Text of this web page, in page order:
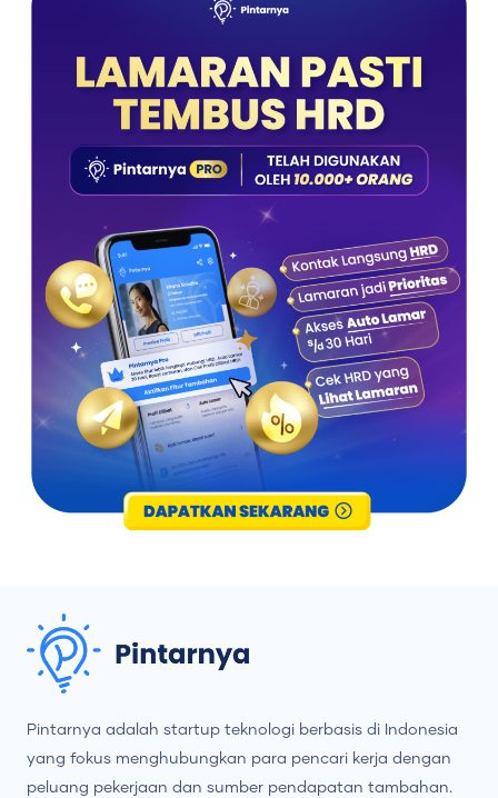
Pintarnya adalah startup teknologi berbasis di Indonesia
yang fokus menghubungkan para pencari kerja dengan
peluang pekerjaan dan sumber pendapatan tambahan.